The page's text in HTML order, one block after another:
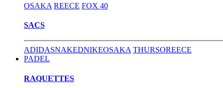
OSAKA REECE FOX 40
SACS
ADIDASNAKEDNIKEOSAKA THURSOREECE
PADEL
RAQUETTES